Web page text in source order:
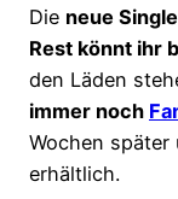
Die neue
Rest könnt ihr
den Läden
immer noch
Wochen später
erhältlich.